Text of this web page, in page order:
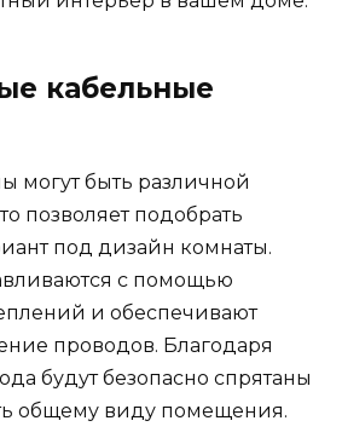
кабельные
могут быть различной
позволяет подобрать
под дизайн комнаты.
с помощью
и обеспечивают
проводов. Благодаря
будут безопасно спрятаны
общему виду помещения.